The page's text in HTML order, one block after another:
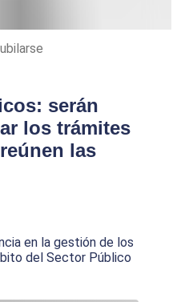
serán
los trámites
las
en la gestión de los
del Sector Público